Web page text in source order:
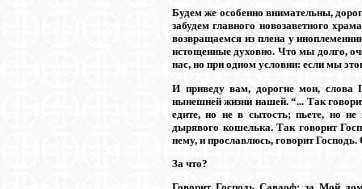
Будем же особенно внимательны,
забудем главного новозаветного
возвращаемся из плена у
истощенные духовно. Что мы долго,
нас, но при одном условии: если мы
И приведу вам, дорогие мои, слова
нынешней жизни нашей. “... Так
едите, но не в сытость; пьете, но не
дырявого кошелька. Так говорит
нему, и прославлюсь, говорит
За что?